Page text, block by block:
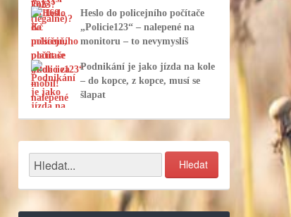
Heslo do policejního počítače
„Policie123“ – nalepené na
monitoru – to nevymyslíš
Podnikání je jako jízda na kole
– do kopce, z kopce, musí se
šlapat